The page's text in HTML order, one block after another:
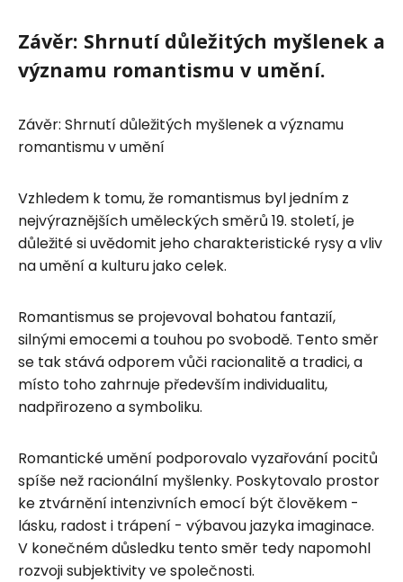
Závěr: Shrnutí důležitých myšlenek a
významu romantismu v umění.
Závěr: Shrnutí důležitých myšlenek a významu
romantismu v umění
Vzhledem k tomu, že romantismus byl jedním z
nejvýraznějších uměleckých směrů 19. století, je
důležité si uvědomit jeho charakteristické rysy a vliv
na umění a kulturu jako celek.
Romantismus se projevoval bohatou fantazií,
silnými emocemi a touhou po svobodě. Tento směr
se tak stává odporem vůči racionalitě a tradici, a
místo toho zahrnuje především individualitu,
nadpřirozeno a symboliku.
Romantické umění podporovalo vyzařování pocitů
spíše než racionální myšlenky. Poskytovalo prostor
ke ztvárnění intenzivních emocí být člověkem -
lásku, radost i trápení - výbavou jazyka imaginace.
V konečném důsledku tento směr tedy napomohl
rozvoji subjektivity ve společnosti.